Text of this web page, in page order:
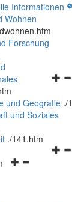
Informationen
Wohnen
Forschung
und
und Geografie ./
und Soziales
./141.htm
Navigationsmenü